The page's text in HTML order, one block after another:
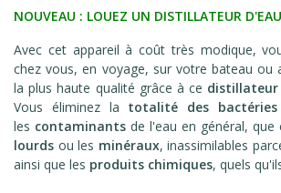
NOUVEAU : LOUEZ UN DISTILLATEUR D'EAU
Avec cet appareil à coût très modique,
chez vous, en voyage, sur votre bateau ou
la plus haute qualité grâce à ce distillateur
Vous éliminez la totalité des
les contaminants de l'eau en général, que
lourds ou les minéraux, inassimilables
ainsi que les produits chimiques, quels